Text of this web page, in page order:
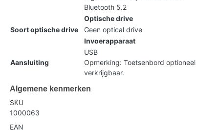
Bluetooth 5.2
Optische drive
Soort optische drive
Geen optical drive
Invoerapparaat
Aansluiting
USB
Opmerking: Toetsenbord optioneel
verkrijgbaar.
Algemene kenmerken
SKU
1000063
EAN